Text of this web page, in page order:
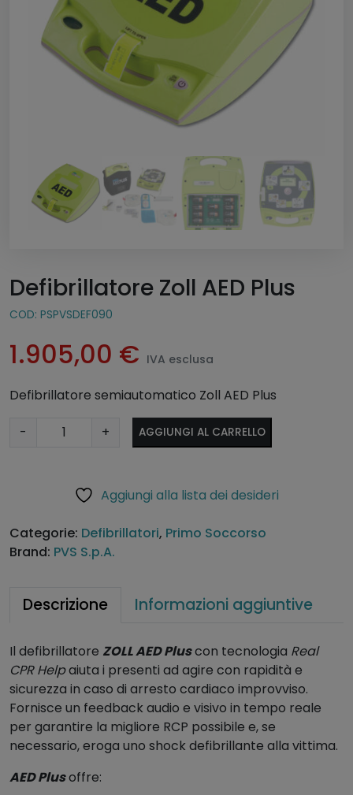
Defibrillatore Zoll AED Plus
COD: PSPVSDEF090
1.905,00 € IVA esclusa
Defibrillatore semiautomatico Zoll AED Plus
-
i
l
r
e
Z
o
l
l
E
+ AGGIUNGI AL CARRELLO
ti
v
Aggiungi alla lista dei desideri
Categorie: Defibrillatori, Primo Soccorso
Brand: PVS S.p.A.
Descrizione Informazioni aggiuntive
Il defibrillatore ZOLL AED Pluscon tecnologia Real
CPR Helpaiuta i presenti ad agire con rapidità e
sicurezza in caso di arresto cardiaco improvviso.
Fornisce un feedback audio e visivo in tempo reale
per garantire la migliore RCP possibile e, se
necessario, eroga uno shock defibrillante alla vittima.
AED Plusoffre: